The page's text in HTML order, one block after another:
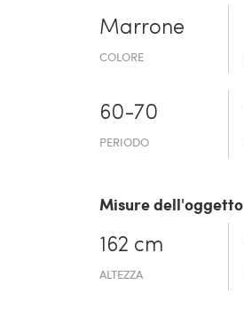
Marrone
COLORE
60-70
PERIODO
Misure dell'oggetto
162 cm
ALTEZZA